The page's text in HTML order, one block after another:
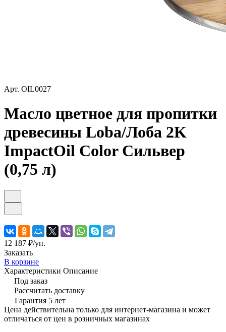
Арт. OIL0027
Масло цветное для пропитки
древесины Loba/Лоба 2K
ImpactOil Color Сильвер
(0,75 л)
12 187 ₽/уп.
Заказать
В корзине
Характеристики Описание
Под заказ
Рассчитать доставку
Гарантия 5 лет
Цена действительна только для интернет-магазина и может
отличаться от цен в розничных магазинах